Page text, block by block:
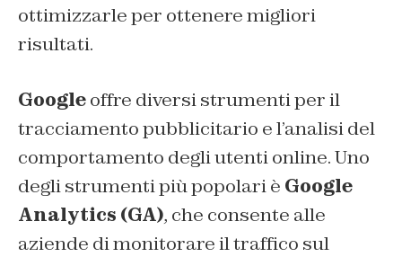
ottimizzarle per ottenere migliori
risultati.
Googleoffre diversi strumenti per il
tracciamento pubblicitario e l’analisi del
comportamento degli utenti online. Uno
degli strumenti più popolari è Google
Analytics (GA), che consente alle
aziende di monitorare il traffico sul